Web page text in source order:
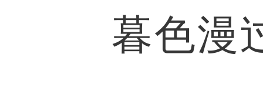
暮色漫过